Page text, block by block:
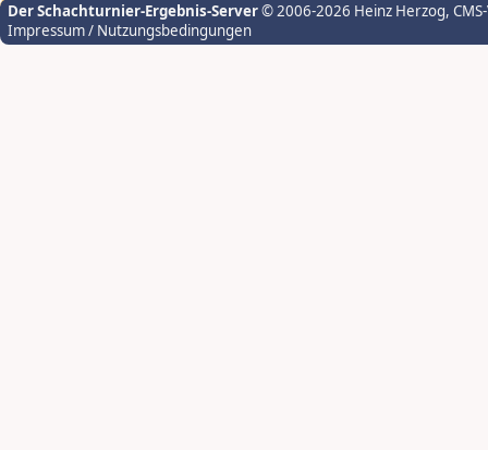
Der Schachturnier-Ergebnis-Server© 2006-2026 Heinz Herzog,
Impressum / Nutzungsbedingungen